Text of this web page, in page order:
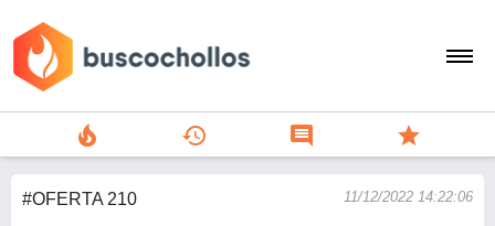
search
person
local_fire_department history comment star
#OFERTA 210 11/12/2022 14:22:06